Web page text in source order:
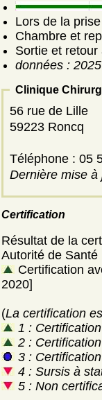
Lors de la
Chambre et
Sortie et
données : 2025
Clinique
56 rue de Lille
59223 Roncq
Dernière mise
Certification
Résultat de la
Autorité de Santé
Certification
2020]
(La certification
1 : Certification
2 :
3 :
4 : Sursis à
5 : Non